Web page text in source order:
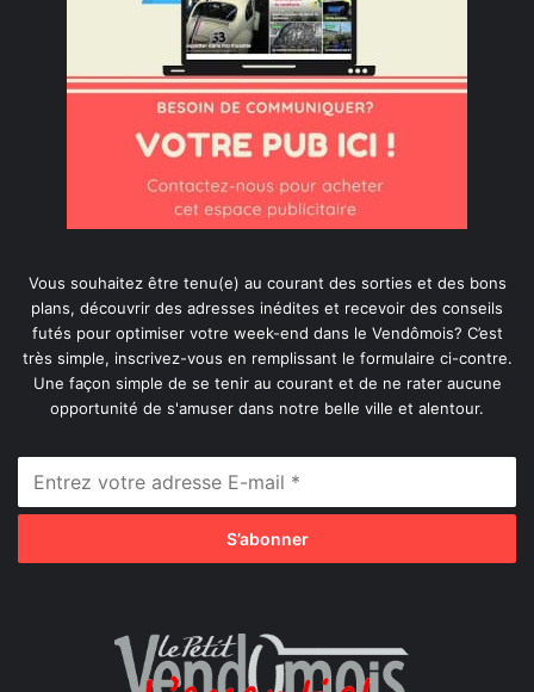
Vous souhaitez être tenu(e) au courant des sorties et des bons
plans, découvrir des adresses inédites et recevoir des conseils
futés pour optimiser votre week-end dans le Vendômois? C’est
très simple, inscrivez-vous en remplissant le formulaire ci-contre.
Une façon simple de se tenir au courant et de ne rater aucune
opportunité de s'amuser dans notre belle ville et alentour.